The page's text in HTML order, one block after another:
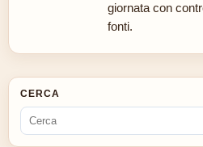
giornata con
fonti.
CERCA